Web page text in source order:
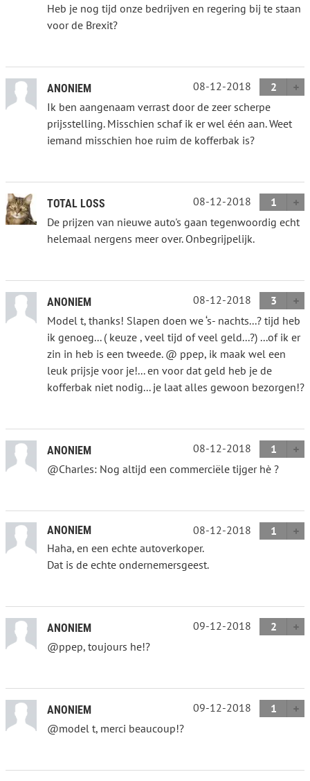
Heb je nog tijd onze bedrijven en regering bij te staan
voor de Brexit?
ANONIEM 08-12-2018
2
Ik ben aangenaam verrast door de zeer scherpe
prijsstelling. Misschien schaf ik er wel één aan. Weet
iemand misschien hoe ruim de kofferbak is?
TOTAL LOSS 08-12-2018
1
De prijzen van nieuwe auto's gaan tegenwoordig echt
helemaal nergens meer over. Onbegrijpelijk.
ANONIEM 08-12-2018
3
Model t, thanks! Slapen doen we ‘s- nachts...? tijd heb
ik genoeg... ( keuze , veel tijd of veel geld...?) ...of ik er
zin in heb is een tweede. @ ppep, ik maak wel een
leuk prijsje voor je!... en voor dat geld heb je de
kofferbak niet nodig... je laat alles gewoon bezorgen!?
ANONIEM 08-12-2018
1
@Charles: Nog altijd een commerciële tijger hè ?
ANONIEM 08-12-2018
1
Haha, en een echte autoverkoper.
Dat is de echte ondernemersgeest.
ANONIEM 09-12-2018
2
@ppep, toujours he!?
ANONIEM 09-12-2018
1
@model t, merci beaucoup!?